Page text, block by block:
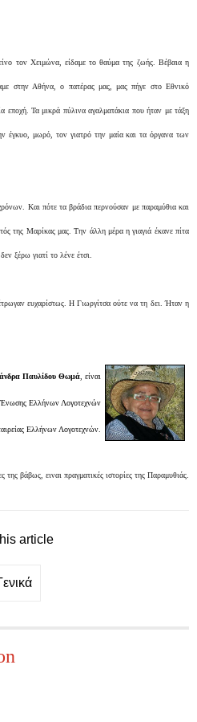
τον Χειμώνα, είδαμε το θαύμα της ζωής. Βέβαια η
στην Αθήνα, ο πατέρας μας, μας πήγε στο Εθνικό
εποχή. Τα μικρά πύλινα αγαλματάκια που ήταν με τάξη
έγκυο, μωρό, τον γιατρό την μαία και τα όργανα των
Και πότε τα βράδια περνούσαν με παραμύθια και
της Μαρίκας μας. Την άλλη μέρα η γιαγιά έκανε πίτα
ξέρω γιατί το λένε έτσι.
ευχαρίστως. Η Γιωργίτσα ούτε να τη δει. Ήταν η
Παυλίδου Θωμά , είναι
Ένωσης Ελλήνων Λογοτεχνών
Ελλήνων Λογοτεχνών.
της βάβως, ειναι πραγματικές ιστορίες της Παραμυθιάς.
article